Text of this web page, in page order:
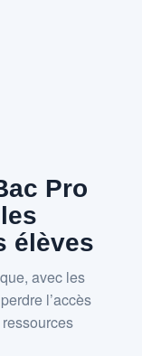
Pro
élèves
avec les
l’accès